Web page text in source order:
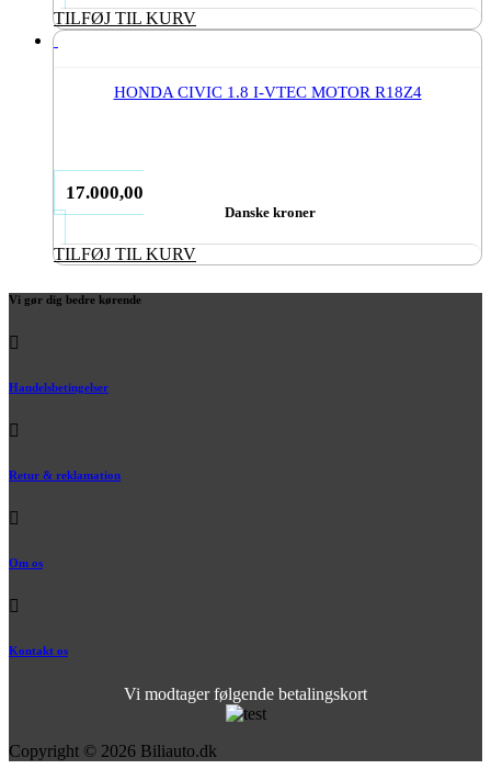
TILFØJ TIL KURV
HONDA CIVIC 1.8 I-VTEC MOTOR R18Z4
17.000,00
Danske kroner
TILFØJ TIL KURV
Vi gør dig bedre kørende
Handelsbetingelser
Retur & reklamation
Om os
Kontakt os
Vi modtager følgende betalingskort
Copyright © 2026 Biliauto.dk